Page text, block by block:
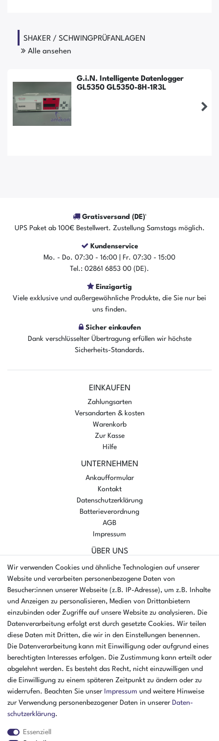
SHAKER / SCHWINGPRÜFANLAGEN
Alle ansehen
G.i.N. Intelligente Datenlogger
GL5350 GL5350-8H-1R3L
In den Warenkorb
Gratisversand (DE)¹
UPS Paket ab 100€ Bestellwert. Zustellung Samstags möglich.
Kundenservice
Mo. - Do. 07:30 - 16:00 | Fr. 07:30 - 15:00
Tel.: 02861 6853 00 (DE).
Einzigartig
Viele exklusive und außergewöhnliche Produkte, die Sie nur bei
uns finden.
Sicher einkaufen
Dank verschlüsselter Übertragung erfüllen wir höchste
Sicherheits-Standards.
EINKAUFEN
Zahlungsarten
Versandarten & kosten
Warenkorb
Zur Kasse
Hilfe
UNTERNEHMEN
Ankaufformular
Kontakt
Datenschutzerklärung
Batterieverordnung
AGB
Impressum
ÜBER UNS
AMIKON GMBH
Einsteinstr. 8a
46325 Borken
Deutschland
Öffnungszeiten Montag - Donnerstag
07:30 - 16:00 Uhr
Öffnungszeiten Freitag
07:30 - 15:00 Uhr
Wir verwenden Cookies und ähnliche Technologien auf unserer
Website und verarbeiten personenbezogene Daten von
Besucher:innen unserer Webseite (z.B. IP-Adresse), um z.B. Inhalte
und Anzeigen zu personalisieren, Medien von Drittanbietern
einzubinden oder Zugriffe auf unsere Website zu analysieren. Die
Datenverarbeitung erfolgt erst durch gesetzte Cookies. Wir teilen
diese Daten mit Dritten, die wir in den Einstellungen benennen.
Die Datenverarbeitung kann mit Einwilligung oder aufgrund eines
berechtigten Interesses erfolgen. Die Zustimmung kann erteilt oder
abgelehnt werden. Es besteht das Recht, nicht einzuwilligen und
die Einwilligung zu einem späteren Zeitpunkt zu ändern oder zu
widerrufen. Beachten Sie unser Impressum und weitere Hinweise
zur Verwendung personenbezogener Daten in unserer Daten­
schutz­erklärung.
Essenziell